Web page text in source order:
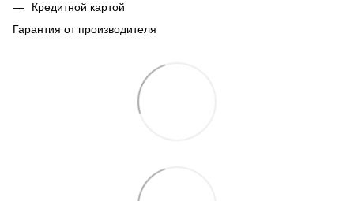
Кредитной картой
Гарантия от производителя